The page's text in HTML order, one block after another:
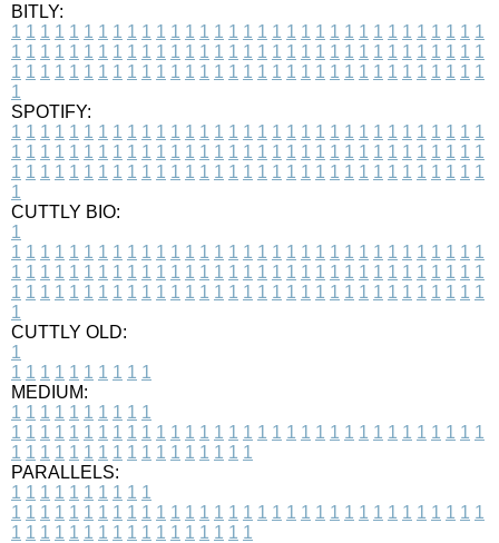
BITLY:
1 1 1 1 1 1 1 1 1 1 1 1 1 1 1 1 1 1 1 1 1 1 1 1 1 1 1 1 1 1 1 1 1
1 1 1 1 1 1 1 1 1 1 1 1 1 1 1 1 1 1 1 1 1 1 1 1 1 1 1 1 1 1 1 1 1
1 1 1 1 1 1 1 1 1 1 1 1 1 1 1 1 1 1 1 1 1 1 1 1 1 1 1 1 1 1 1 1 1
1
SPOTIFY:
1 1 1 1 1 1 1 1 1 1 1 1 1 1 1 1 1 1 1 1 1 1 1 1 1 1 1 1 1 1 1 1 1
1 1 1 1 1 1 1 1 1 1 1 1 1 1 1 1 1 1 1 1 1 1 1 1 1 1 1 1 1 1 1 1 1
1 1 1 1 1 1 1 1 1 1 1 1 1 1 1 1 1 1 1 1 1 1 1 1 1 1 1 1 1 1 1 1 1
1
CUTTLY BIO:
1
1 1 1 1 1 1 1 1 1 1 1 1 1 1 1 1 1 1 1 1 1 1 1 1 1 1 1 1 1 1 1 1 1
1 1 1 1 1 1 1 1 1 1 1 1 1 1 1 1 1 1 1 1 1 1 1 1 1 1 1 1 1 1 1 1 1
1 1 1 1 1 1 1 1 1 1 1 1 1 1 1 1 1 1 1 1 1 1 1 1 1 1 1 1 1 1 1 1 1
1
CUTTLY OLD:
1
1 1 1 1 1 1 1 1 1 1
MEDIUM:
1 1 1 1 1 1 1 1 1 1
1 1 1 1 1 1 1 1 1 1 1 1 1 1 1 1 1 1 1 1 1 1 1 1 1 1 1 1 1 1 1 1 1
1 1 1 1 1 1 1 1 1 1 1 1 1 1 1 1 1
PARALLELS:
1 1 1 1 1 1 1 1 1 1
1 1 1 1 1 1 1 1 1 1 1 1 1 1 1 1 1 1 1 1 1 1 1 1 1 1 1 1 1 1 1 1 1
1 1 1 1 1 1 1 1 1 1 1 1 1 1 1 1 1